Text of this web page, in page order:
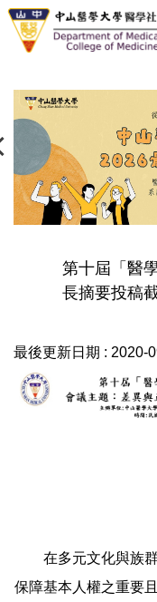
跳
到
容
區
第十屆「醫
長摘要投稿
最後更新日期 : 2020-
在多元文化與族
保障基本人權之重要